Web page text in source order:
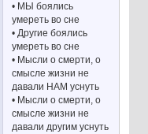
• МЫ боялись
умереть во сне
• Другие боялись
умереть во сне
• Мысли о смерти, о
смысле жизни не
давали НАМ уснуть
• Мысли о смерти, о
смысле жизни не
давали другим уснуть